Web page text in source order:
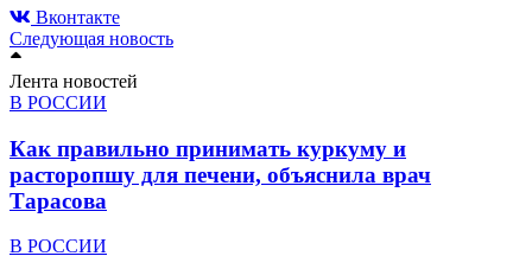
Вконтакте
Следующая новость
Лента новостей
В РОССИИ
Как правильно принимать куркуму и
расторопшу для печени, объяснила врач
Тарасова
В РОССИИ